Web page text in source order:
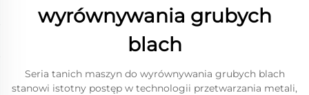
wyrównywania grubych
blach
Seria tanich maszyn do wyrównywania grubych blach
stanowi istotny postęp w technologii przetwarzania metali,